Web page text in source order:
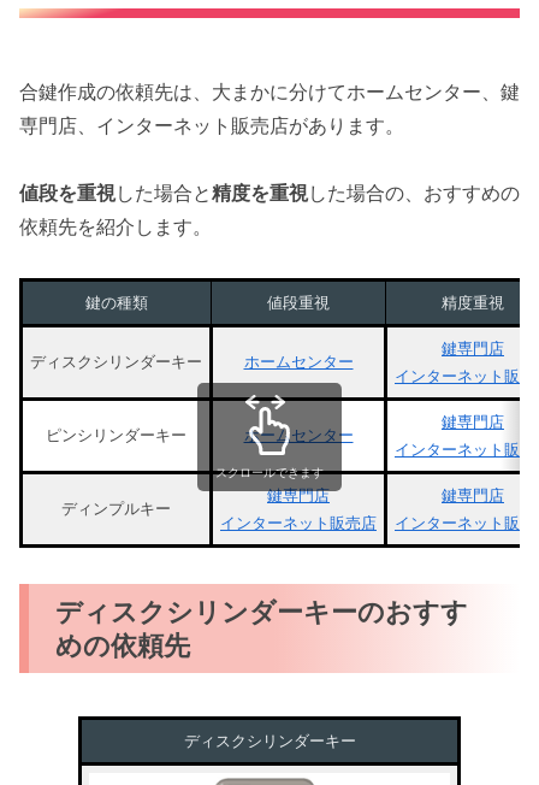
合鍵作成の依頼先は、大まかに分けてホームセンター、鍵
専門店、インターネット販売店があります。
値段を重視した場合と精度を重視した場合の、おすすめの
依頼先を紹介します。
鍵の種類 値段重視 精度重視
ディスクシリンダーキー ホームセンター
鍵専門店
インターネット販売
ピンシリンダーキー ホームセンター
鍵専門店
インターネット販売
ディンプルキー
鍵専門店
インターネット販売店
鍵専門店
インターネット販売
スクロールできます
ディスクシリンダーキーのおすす
めの依頼先
ディスクシリンダーキー